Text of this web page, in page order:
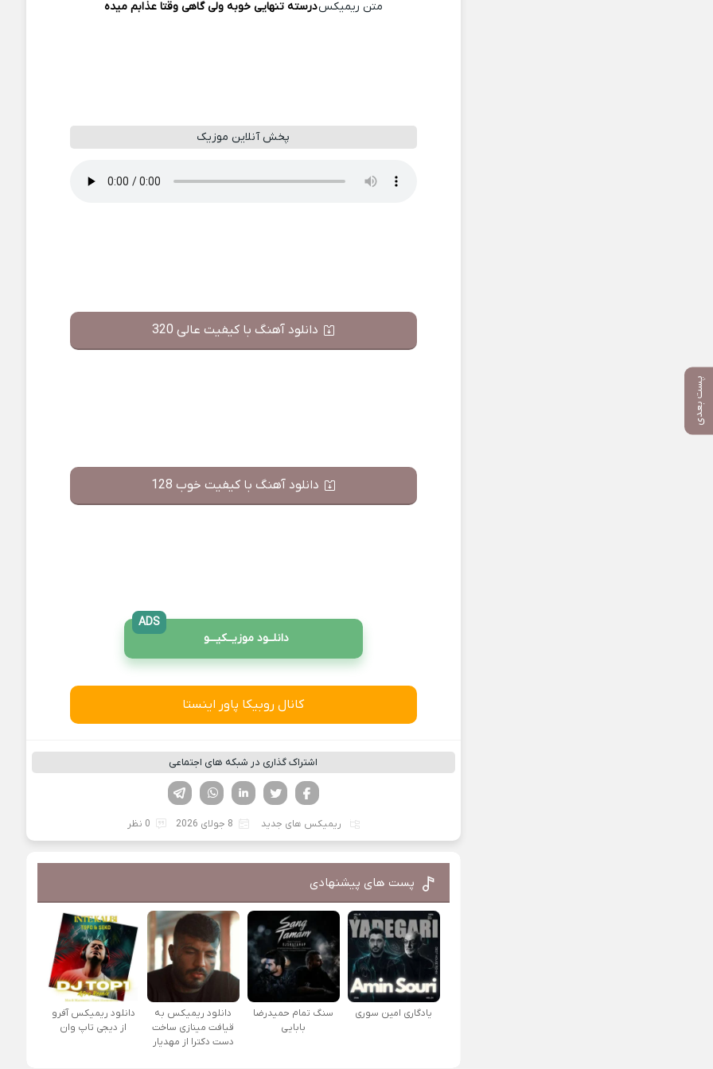
پست بعدی
متن ریمیکسدرسته تنهایی خوبه ولی گاهی وقتا عذابم میده
پخش آنلاین موزیک
دانلود آهنگ با کیفیت عالی 320
دانلود آهنگ با کیفیت خوب 128
دانلــود موزیــکیـــو
ADS
کانال روبیکا پاور اینستا
اشتراک گذاری در شبکه های اجتماعی
لینکدین تویتر
فیسوک
ریمیکس های جدید 8 جولای 2026 0 نظر
پست های پیشنهادی
یادگاری امین سوری
سنگ تمام حمیدرضا
بابایی
دانلود ریمیکس به
قیافت مینازی ساخت
دست دکترا از مهدیار
دانلود ریمیکس آفرو
از ديجی تاپ وان